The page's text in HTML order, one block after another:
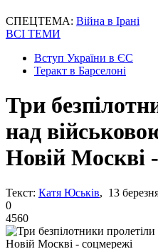
СПЕЦТЕМА: Війна в Ірані
ВСІ ТЕМИ
Вступ України в ЄС
Теракт в Барселоні
Три
над
Новій Москві
Текст: Катя Юськів, 13
0
4560